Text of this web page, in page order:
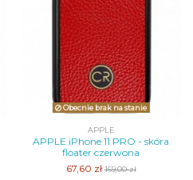
Obecnie brak na stanie
APPLE
APPLE iPhone 11 PRO - skóra
floater czerwona
67,60 zł169,00 zł